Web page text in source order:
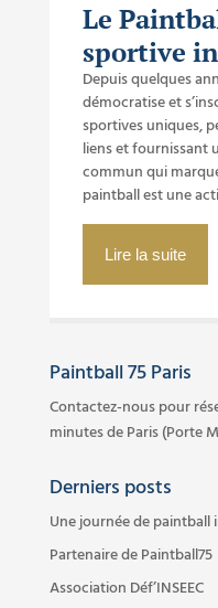
Le
sportive
Depuis quelques
démocratise et
sportives uniques,
liens et fournissant
commun qui
paintball est une
Lire la suite
Paintball 75 Paris
Contactez-nous pour
minutes de Paris (Porte
Derniers posts
Une journée de paintball
Partenaire de Paintball75
Association Déf’INSEEC